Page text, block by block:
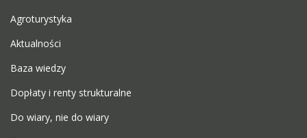
Agroturystyka
Aktualności
Baza wiedzy
Dopłaty i renty strukturalne
Do wiary, nie do wiary